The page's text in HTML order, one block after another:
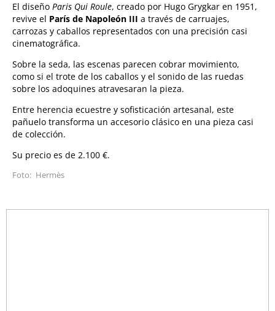
El diseño Paris Qui Roule, creado por Hugo Grygkar en 1951,
revive el París de Napoleón III a través de carruajes,
carrozas y caballos representados con una precisión casi
cinematográfica.
Sobre la seda, las escenas parecen cobrar movimiento,
como si el trote de los caballos y el sonido de las ruedas
sobre los adoquines atravesaran la pieza.
Entre herencia ecuestre y sofisticación artesanal, este
pañuelo transforma un accesorio clásico en una pieza casi
de colección.
Su precio es de 2.100 €.
Hermès